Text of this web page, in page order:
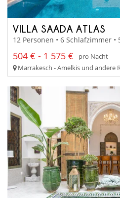
VILLA SAADA ATLAS
12 Personen • 6 Schlafzimmer
504 € - 1 575 €
pro Nacht
Marrakesch - Amelkis und andere